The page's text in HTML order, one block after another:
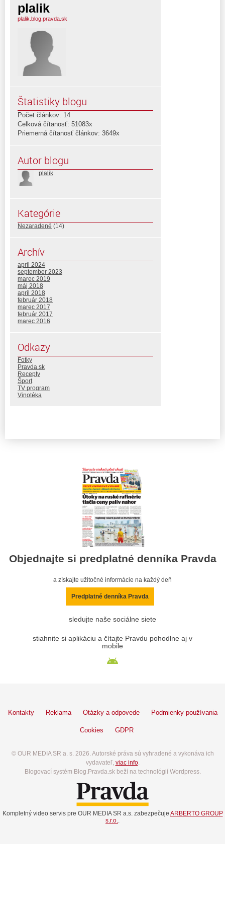
plalik
plalik.blog.pravda.sk
Štatistiky blogu
Počet článkov: 14
Celková čítanosť: 51083x
Priemerná čítanosť článkov: 3649x
Autor blogu
plalik
Kategórie
Nezaradené (14)
Archív
apríl 2024
september 2023
marec 2019
máj 2018
apríl 2018
február 2018
marec 2017
február 2017
marec 2016
Odkazy
Fotky
Pravda.sk
Recepty
Šport
TV program
Vinotéka
Objednajte si predplatné denníka Pravda
a získajte užitočné informácie na každý deň
Predplatné denníka Pravda
sledujte naše sociálne siete
stiahnite si aplikáciu a čítajte Pravdu pohodlne aj v
mobile
Kontakty Reklama Otázky a odpovede Podmienky používania
Cookies GDPR
© OUR MEDIA SR a. s. 2026. Autorské práva sú vyhradené a vykonáva ich
vydavateľ, viac info.
Blogovací systém Blog.Pravda.sk beží na technológií Wordpress.
Kompletný video servis pre OUR MEDIA SR a.s. zabezpečuje ARBERTO GROUP
s.r.o.